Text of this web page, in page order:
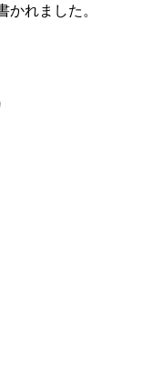
かれました。